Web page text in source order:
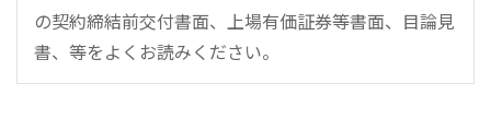
の契約締結前交付書面、上場有価証券等書面、目論見
書、等をよくお読みください。